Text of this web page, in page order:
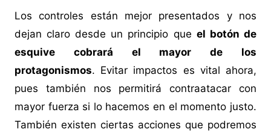
Los controles están mejor presentados y nos
dejan claro desde un principio que el botón de
esquive cobrará el mayor de los
protagonismos. Evitar impactos es vital ahora,
pues también nos permitirá contraatacar con
mayor fuerza si lo hacemos en el momento justo.
También existen ciertas acciones que podremos